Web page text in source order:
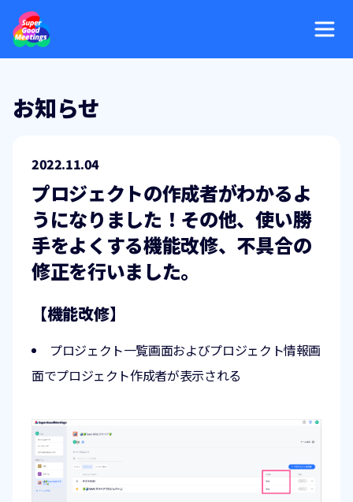
お知らせ
2022.11.04
プロジェクトの作成者がわかるよ
うになりました！その他、使い勝
手をよくする機能改修、不具合の
修正を行いました。
【機能改修】
プロジェクト一覧画面およびプロジェクト情報画
面でプロジェクト作成者が表示される